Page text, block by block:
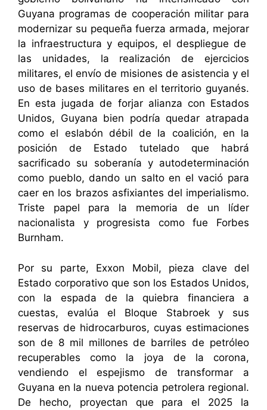
Guyana programas de cooperación militar para
modernizar su pequeña fuerza armada, mejorar
la infraestructura y equipos, el despliegue de
las unidades, la realización de ejercicios
militares, el envío de misiones de asistencia y el
uso de bases militares en el territorio guyanés.
En esta jugada de forjar alianza con Estados
Unidos, Guyana bien podría quedar atrapada
como el eslabón débil de la coalición, en la
posición de Estado tutelado que habrá
sacrificado su soberanía y autodeterminación
como pueblo, dando un salto en el vació para
caer en los brazos asfixiantes del imperialismo.
Triste papel para la memoria de un líder
nacionalista y progresista como fue Forbes
Burnham.
Por su parte, Exxon Mobil, pieza clave del
Estado corporativo que son los Estados Unidos,
con la espada de la quiebra financiera a
cuestas, evalúa el Bloque Stabroek y sus
reservas de hidrocarburos, cuyas estimaciones
son de 8 mil millones de barriles de petróleo
recuperables como la joya de la corona,
vendiendo el espejismo de transformar a
Guyana en la nueva potencia petrolera regional.
De hecho, proyectan que para el 2025 la